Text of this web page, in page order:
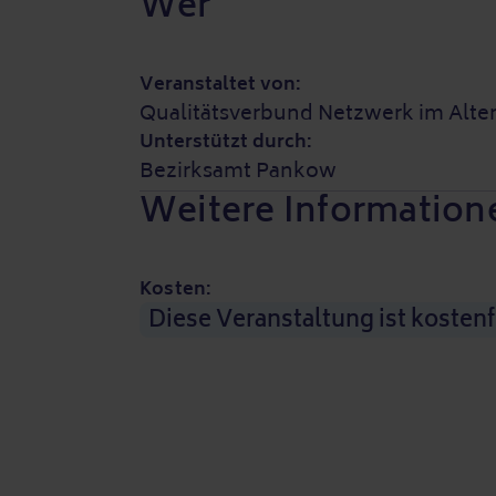
Veranstaltet von:
Qualitätsverbund Netzwerk im Alter
Unterstützt durch:
Bezirksamt Pankow
Weitere
Kosten:
Diese Veranstaltung ist